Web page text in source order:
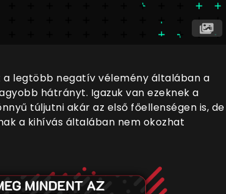
legtöbb negatív vélemény általában a
hátrányt. Igazuk van ezeknek a
túljutni akár az első főellenségen is, de
a kihívás általában nem okozhat